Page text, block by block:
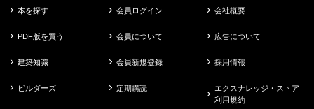
本を探す
PDF版を買う
建築知識
ビルダーズ
会員ログイン
会員について
会員新規登録
定期購読
会社概要
広告について
採用情報
エクスナレッジ・ストア
利用規約